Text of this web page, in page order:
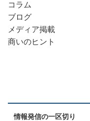
コラム
ブログ
メディア掲載
商いのヒント
情報発信の一区切り